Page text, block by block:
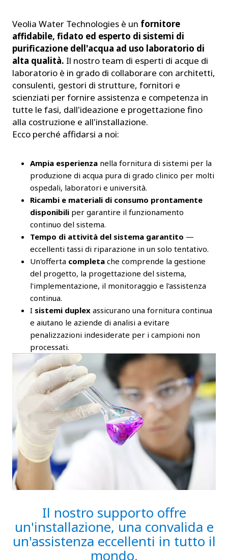
Veolia Water Technologies è un fornitore
affidabile, fidato ed esperto di sistemi di
purificazione dell'acqua ad uso laboratorio di
alta qualità. Il nostro team di esperti di acque di
laboratorio è in grado di collaborare con architetti,
consulenti, gestori di strutture, fornitori e
scienziati per fornire assistenza e competenza in
tutte le fasi, dall'ideazione e progettazione fino
alla costruzione e all'installazione.
Ecco perché affidarsi a noi:
Ampia esperienza nella fornitura di sistemi per la
produzione di acqua pura di grado clinico per molti
ospedali, laboratori e università.
Ricambi e materiali di consumo prontamente
disponibili per garantire il funzionamento
continuo del sistema.
Tempo di attività del sistema garantito —
eccellenti tassi di riparazione in un solo tentativo.
Un'offerta completa che comprende la gestione
del progetto, la progettazione del sistema,
l'implementazione, il monitoraggio e l'assistenza
continua.
I sistemi duplex assicurano una fornitura continua
e aiutano le aziende di analisi a evitare
penalizzazioni indesiderate per i campioni non
processati.
Il nostro supporto offre
un'installazione, una convalida e
un'assistenza eccellenti in tutto il
mondo.